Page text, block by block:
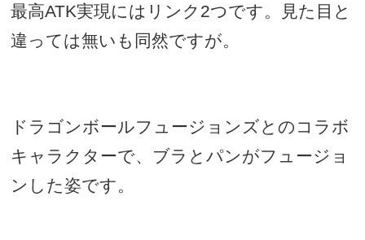
最高ATK実現にはリンク2つです。見た目と
違っては無いも同然ですが。
ドラゴンボールフュージョンズとのコラボ
キャラクターで、ブラとパンがフュージョ
ンした姿です。